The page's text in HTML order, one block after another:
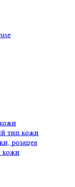
тип кожи
розацеа
кожи